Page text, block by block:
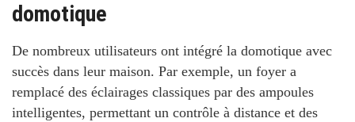
domotique
De nombreux utilisateurs ont intégré la domotique avec
succès dans leur maison. Par exemple, un foyer a
remplacé des éclairages classiques par des ampoules
intelligentes, permettant un contrôle à distance et des